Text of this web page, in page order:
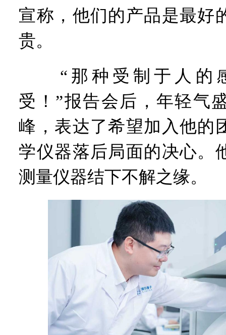
宣称，他们的产品是最好
贵。
“那种受制于人的
受！”报告会后，年轻气
峰，表达了希望加入他的
学仪器落后局面的决心。
测量仪器结下不解之缘。